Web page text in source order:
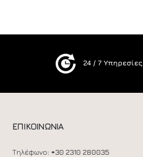
24 / 7 Υπηρεσίες
ΕΠΙΚΟΙΝΩΝΙΑ
Τηλέφωνο: +30 2310 280035